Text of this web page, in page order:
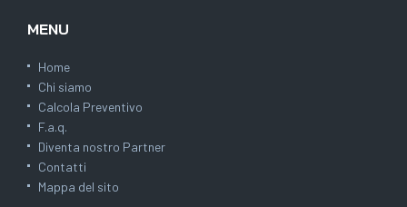
MENU
Home
Chi siamo
Calcola Preventivo
F.a.q.
Diventa nostro Partner
Contatti
Mappa del sito